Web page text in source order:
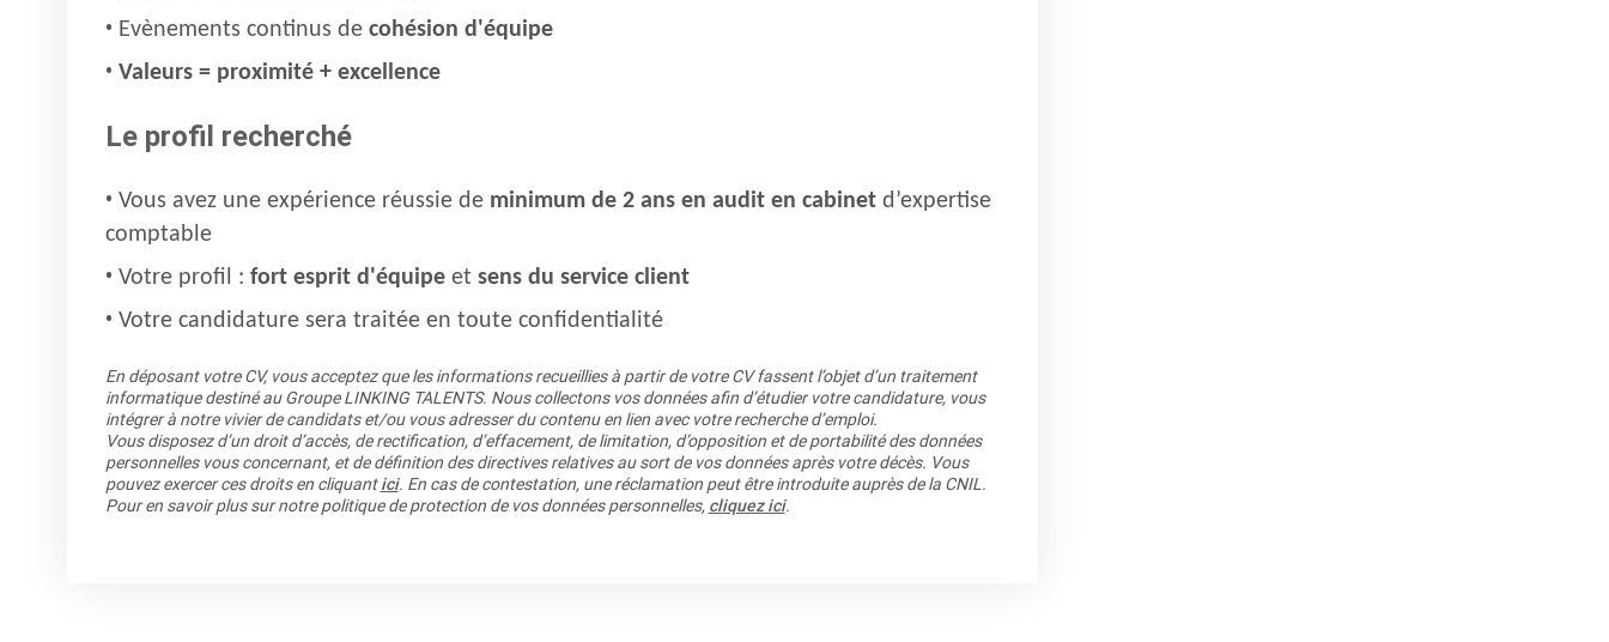
Evènements continus de cohésion d'équipe
Valeurs = proximité + excellence
Le profil recherché
Vous avez une expérience réussie de minimum de 2 ans en audit en cabinetd’expertise
comptable
Votre profil : fort esprit d'équipeet sens du service client
Votre candidature sera traitée en toute confidentialité
En déposant votre CV, vous acceptez que les informations recueillies à partir de votre CV fassent l’objet d’un traitement
informatique destiné au Groupe LINKING TALENTS. Nous collectons vos données afin d’étudier votre candidature, vous
intégrer à notre vivier de candidats et/ou vous adresser du contenu en lien avec votre recherche d’emploi.
Vous disposez d’un droit d’accès, de rectification, d’effacement, de limitation, d’opposition et de portabilité des données
personnelles vous concernant, et de définition des directives relatives au sort de vos données après votre décès. Vous
pouvez exercer ces droits en cliquantici. En cas de contestation, une réclamation peut être introduite auprès de la CNIL.
Pour en savoir plus sur notre politique de protection de vos données personnelles, cliquez ici.